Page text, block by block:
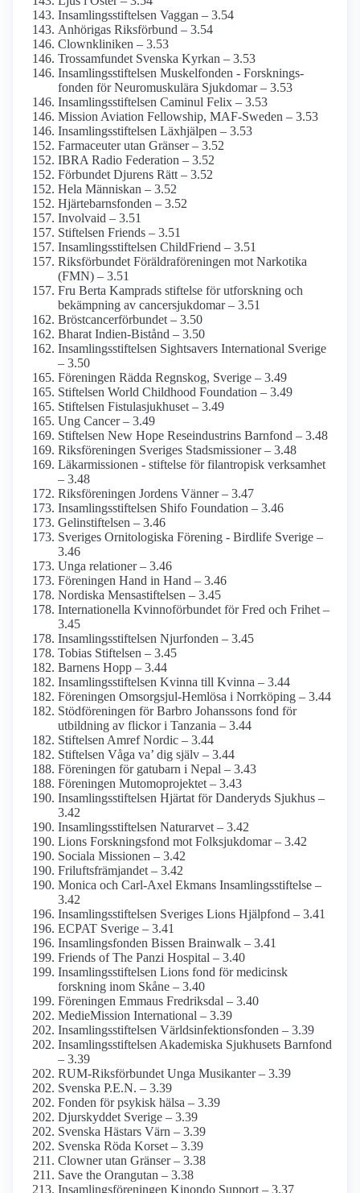
Insamlings­stiftelsen Vaggan – 3.54
Anhörigas Riksförbund – 3.54
Clownkliniken – 3.53
Trossamfundet Svenska Kyrkan – 3.53
Insamlings­stiftelsen Muskelfonden - Forsknings­
fonden för Neuro­muskulära Sjukdomar – 3.53
Insamlings­stiftelsen Caminul Felix – 3.53
Mission Aviation Fellowship, MAF-Sweden – 3.53
Insamlings­stiftelsen Läxhjälpen – 3.53
Farmaceuter utan Gränser – 3.52
IBRA Radio Federation – 3.52
Förbundet Djurens Rätt – 3.52
Hela Människan – 3.52
Hjärtebarns­fonden – 3.52
Involvaid – 3.51
Stiftelsen Friends – 3.51
Insamlings­stiftelsen ChildFriend – 3.51
Riksförbundet Föräldra­föreningen mot Narkotika
(FMN) – 3.51
Fru Berta Kamprads stiftelse för utforskning och
bekämpning av cancersjukdomar – 3.51
Bröstcancer­förbundet – 3.50
Bharat Indien-Bistånd – 3.50
Insamlings­stiftelsen Sightsavers International Sverige
– 3.50
Föreningen Rädda Regnskog, Sverige – 3.49
Stiftelsen World Childhood Foundation – 3.49
Stiftelsen Fistulasjukhuset – 3.49
Ung Cancer – 3.49
Stiftelsen New Hope Rese­industrins Barnfond – 3.48
Riksföreningen Sveriges Stadsmissioner – 3.48
Läkarmissionen - stiftelse för filantropisk verksamhet
– 3.48
Riksföreningen Jordens Vänner – 3.47
Insamlings­stiftelsen Shifo Foundation – 3.46
Gelinstiftelsen – 3.46
Sveriges Ornitologiska Förening - Birdlife Sverige –
3.46
Unga relationer – 3.46
Föreningen Hand in Hand – 3.46
Nordiska Mensastiftelsen – 3.45
Internationella Kvinnoförbundet för Fred och Frihet –
3.45
Insamlings­stiftelsen Njurfonden – 3.45
Tobias Stiftelsen – 3.45
Barnens Hopp – 3.44
Insamlings­stiftelsen Kvinna till Kvinna – 3.44
Föreningen Omsorgsjul-Hemlösa i Norrköping – 3.44
Stödföreningen för Barbro Johanssons fond för
utbildning av flickor i Tanzania – 3.44
Stiftelsen Amref Nordic – 3.44
Stiftelsen Våga va’ dig själv – 3.44
Föreningen för gatubarn i Nepal – 3.43
Föreningen Mutomoprojektet – 3.43
Insamlings­stiftelsen Hjärtat för Danderyds Sjukhus –
3.42
Insamlings­stiftelsen Naturarvet – 3.42
Lions Forsknings­fond mot Folksjukdomar – 3.42
Sociala Missionen – 3.42
Frilufts­främjandet – 3.42
Monica och Carl-Axel Ekmans Insamlings­stiftelse –
3.42
Insamlings­stiftelsen Sveriges Lions Hjälpfond – 3.41
ECPAT Sverige – 3.41
Insamlings­fonden Bissen Brainwalk – 3.41
Friends of The Panzi Hospital – 3.40
Insamlingsstiftelsen Lions fond för medicinsk
forskning inom Skåne – 3.40
Föreningen Emmaus Fredriksdal – 3.40
MedieMission International – 3.39
Insamlings­stiftelsen Världsinfektions­fonden – 3.39
Insamlings­stiftelsen Akademiska Sjukhusets Barnfond
– 3.39
RUM-Riksförbundet Unga Musikanter – 3.39
Svenska P.E.N. – 3.39
Fonden för psykisk hälsa – 3.39
Djurskyddet Sverige – 3.39
Svenska Hästars Värn – 3.39
Svenska Röda Korset – 3.39
Clowner utan Gränser – 3.38
Save the Orangutan – 3.38
Insamlings­föreningen Kinondo Support – 3.37